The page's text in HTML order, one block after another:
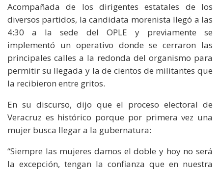
Acompañada de los dirigentes estatales de los
diversos partidos, la candidata morenista llegó a las
4:30 a la sede del OPLE y previamente se
implementó un operativo donde se cerraron las
principales calles a la redonda del organismo para
permitir su llegada y la de cientos de militantes que
la recibieron entre gritos.
En su discurso, dijo que el proceso electoral de
Veracruz es histórico porque por primera vez una
mujer busca llegar a la gubernatura:
“Siempre las mujeres damos el doble y hoy no será
la excepción, tengan la confianza que en nuestra